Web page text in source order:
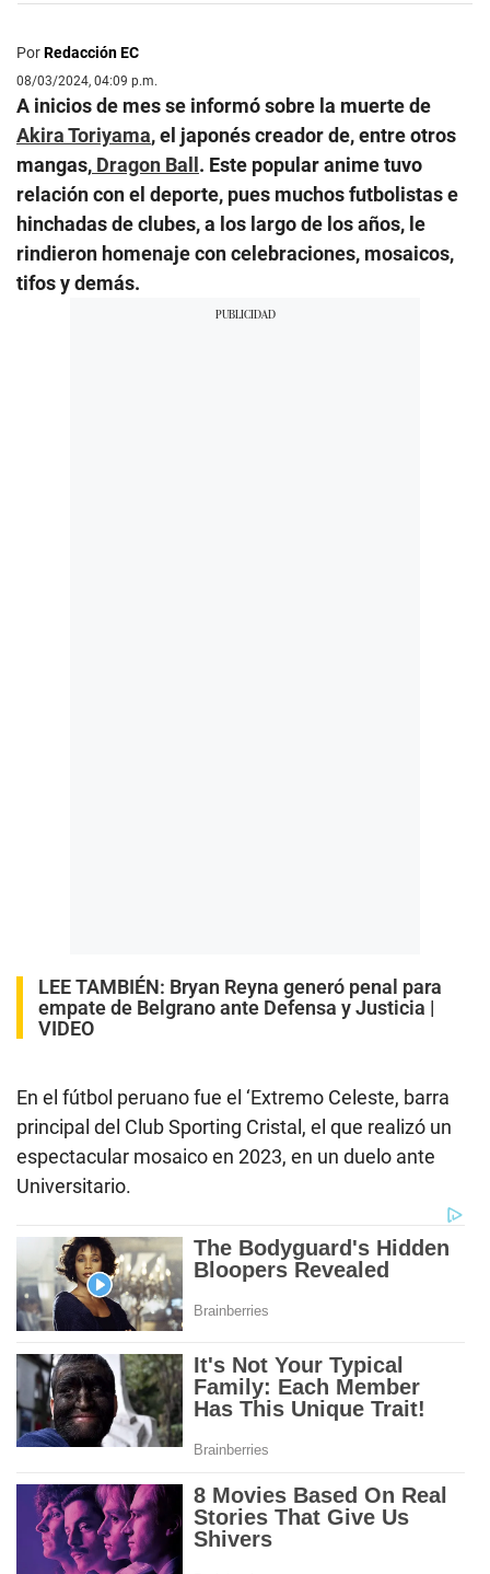
PorRedacción EC
08/03/2024, 04:09 p.m.
A inicios de mes se informó sobre la muerte de
Akira Toriyama, el japonés creador de, entre otros
mangas, Dragon Ball . Este popular anime tuvo
relación con el deporte, pues muchos futbolistas e
hinchadas de clubes, a los largo de los años, le
rindieron homenaje con celebraciones, mosaicos,
tifos y demás.
LEE TAMBIÉN: Bryan Reyna generó penal para
empate de Belgrano ante Defensa y Justicia |
VIDEO
En el fútbol peruano fue el ‘Extremo Celeste, barra
principal del Club Sporting Cristal, el que realizó un
espectacular mosaico en 2023, en un duelo ante
Universitario.